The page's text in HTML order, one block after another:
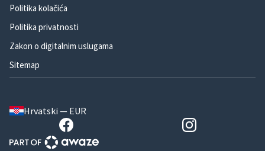
Politika kolačića
Politika privatnosti
Zakon o digitalnim uslugama
Sitemap
Hrvatski — EUR